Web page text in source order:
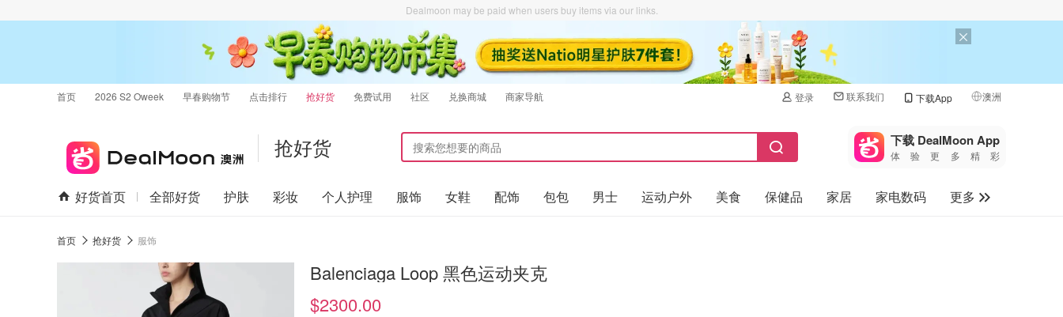
Dealmoon may be paid when users buy items via our links.
首页 2026 S2 Oweek 早春购物节 点击排行 抢好货 免费试用 社区 兑换商城 商家导航 登录 联系我们 下载App 澳洲
🇺🇸
🇨🇳 中国
🇨🇦加拿大
抢好货 下载 DealMoon App
体验更多精彩
好货首页 全部好货 护肤 彩妆 个人护理 服饰 女鞋 配饰 包包 男士 运动户外 美食 保健品 家居 家电数码
更多
首页 抢好货 服饰
Balenciaga Loop 黑色运动夹克
$2300.00